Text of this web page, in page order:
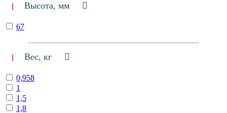
Высота, мм
67
Вес, кг
0,958
1
1,5
1,8